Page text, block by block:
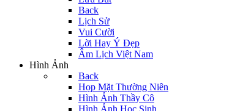
Back
Lịch Sử
Vui Cười
Lời Hay Ý Đẹp
Âm Lịch Việt Nam
Hình Ảnh
Back
Họp Mặt Thường Niên
Hình Ảnh Thầy Cô
Hình Ảnh Học Sinh